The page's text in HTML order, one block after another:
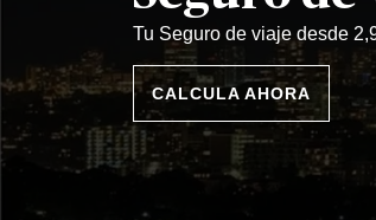
Tu Seguro de viaje desde
CALCULA AHORA